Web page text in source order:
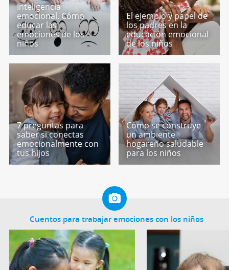
Inteligencia
emocional. Cómo
educar las
emociones de los
niños
El ejemplo y papel de
los padres en la
educación emocional
de los niños
7 preguntas para
saber si conectas
emocionalmente con
tus hijos
Cómo se construye
un ambiente
hogareño saludable
para los niños
Cuentos para trabajar emociones con los niños